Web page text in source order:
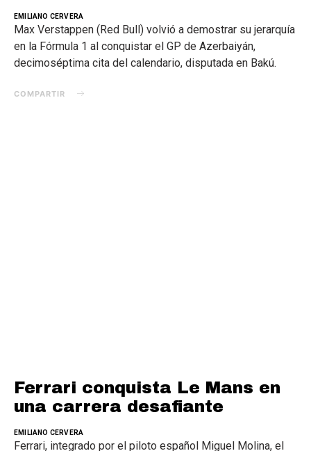
EMILIANO CERVERA
Max Verstappen (Red Bull) volvió a demostrar su jerarquía
en la Fórmula 1 al conquistar el GP de Azerbaiyán,
decimoséptima cita del calendario, disputada en Bakú.
COMPARTIR
Ferrari conquista Le Mans en
una carrera desafiante
EMILIANO CERVERA
Ferrari, integrado por el piloto español Miguel Molina, el